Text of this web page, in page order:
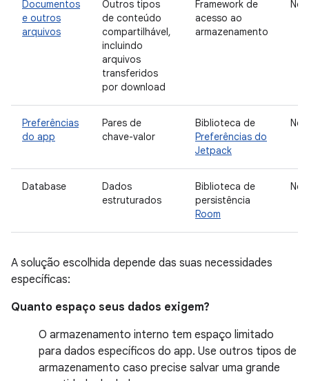
Documentos
e outros
arquivos
Outros tipos
de conteúdo
compartilhável,
incluindo
arquivos
transferidos
por download
Framework de
acesso ao
armazenamento
Preferências
do app
Pares de
chave-valor
Biblioteca de
Preferências do
Jetpack
Database
Dados
estruturados
Biblioteca de
persistência
Room
A solução escolhida depende das suas necessidades
específicas:
Quanto espaço seus dados exigem?
O armazenamento interno tem espaço limitado
para dados específicos do app. Use outros tipos de
armazenamento caso precise salvar uma grande